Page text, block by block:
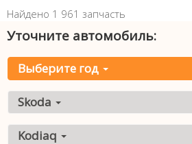
Найдено 1 961 запчасть
Уточните автомобиль:
Выберите год
Skoda
Kodiaq